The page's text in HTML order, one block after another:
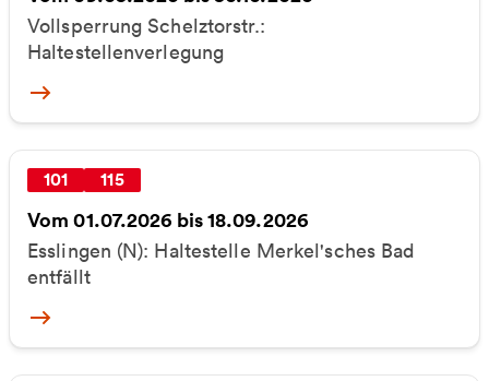
Vollsperrung Schelztorstr.:
Haltestellenverlegung
More
101 115
Vom 01.07.2026 bis 18.09.2026
Esslingen (N): Haltestelle Merkel'sches Bad
entfällt
More